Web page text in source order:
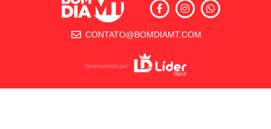
CONTATO@BOMDIAMT.COM